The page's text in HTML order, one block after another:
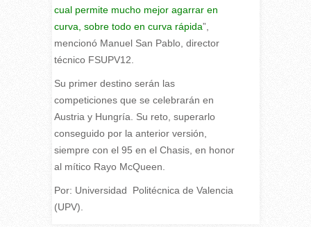
cual permite mucho mejor agarrar en
curva, sobre todo en curva rápida”,
mencionó Manuel San Pablo, director
técnico FSUPV12.
Su primer destino serán las
competiciones que se celebrarán en
Austria y Hungría. Su reto, superarlo
conseguido por la anterior versión,
siempre con el 95 en el Chasis, en honor
al mítico Rayo McQueen.
Por: Universidad Politécnica de Valencia
(UPV).